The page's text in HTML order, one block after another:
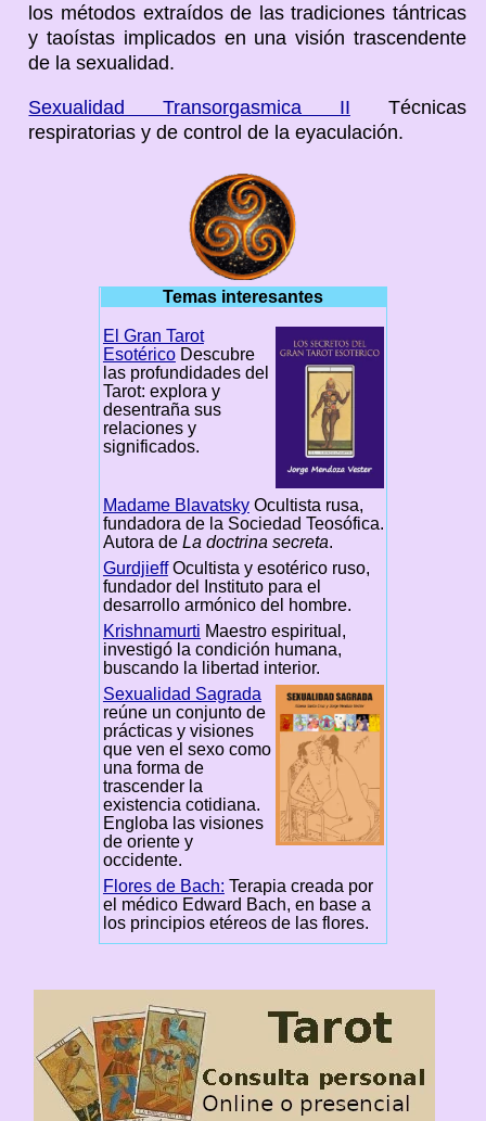
los métodos extraídos de las tradiciones tántricas
y taoístas implicados en una visión trascendente
de la sexualidad.
Sexualidad Transorgasmica II Técnicas
respiratorias y de control de la eyaculación.
Temas interesantes
El Gran Tarot
EsotéricoDescubre
las profundidades del
Tarot: explora y
desentraña sus
relaciones y
significados.
Madame BlavatskyOcultista rusa,
fundadora de la Sociedad Teosófica.
Autora de La doctrina secreta.
GurdjieffOcultista y esotérico ruso,
fundador del Instituto para el
desarrollo armónico del hombre.
Krishnamurti Maestro espiritual,
investigó la condición humana,
buscando la libertad interior.
Sexualidad Sagrada
reúne un conjunto de
prácticas y visiones
que ven el sexo como
una forma de
trascender la
existencia cotidiana.
Engloba las visiones
de oriente y
occidente.
Flores de Bach: Terapia creada por
el médico Edward Bach, en base a
los principios etéreos de las flores.